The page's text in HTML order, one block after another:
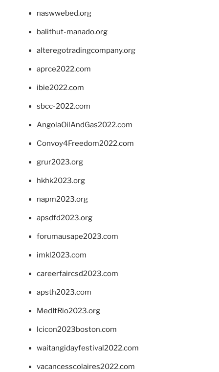
naswwebed.org
balithut-manado.org
alteregotradingcompany.org
aprce2022.com
ibie2022.com
sbcc-2022.com
AngolaOilAndGas2022.com
Convoy4Freedom2022.com
grur2023.org
hkhk2023.org
napm2023.org
apsdfd2023.org
forumausape2023.com
imkl2023.com
careerfaircsd2023.com
apsth2023.com
MedItRio2023.org
lcicon2023boston.com
waitangidayfestival2022.com
vacancesscolaires2022.com